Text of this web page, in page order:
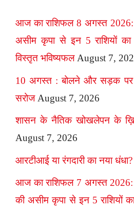
आज का राशिफल 8 अगस्त 2026:
असीम कृपा से इन 5 राशियों का
विस्तृत भविष्यफल August 7,
10 अगस्त : बोलने और सड़क पर
सरोज August 7, 2026
शासन के नैतिक खोखलेपन के
August 7, 2026
आरटीआई या रंगदारी का नया धंधा?
आज का राशिफल 7 अगस्त 2026:
की असीम कृपा से इन 5 राशियों का